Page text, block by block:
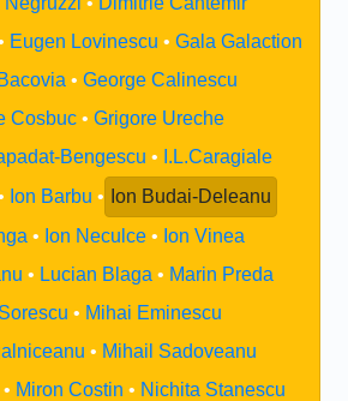
Eugen Lovinescu
Gala Galaction
George Calinescu
Cosbuc
Grigore Ureche
Bengescu
I.L.Caragiale
Ion Barbu
Ion Budai-Deleanu
Ion Neculce
Ion Vinea
Lucian Blaga
Marin Preda
Mihai Eminescu
Mihail Sadoveanu
Miron Costin
Nichita Stanescu